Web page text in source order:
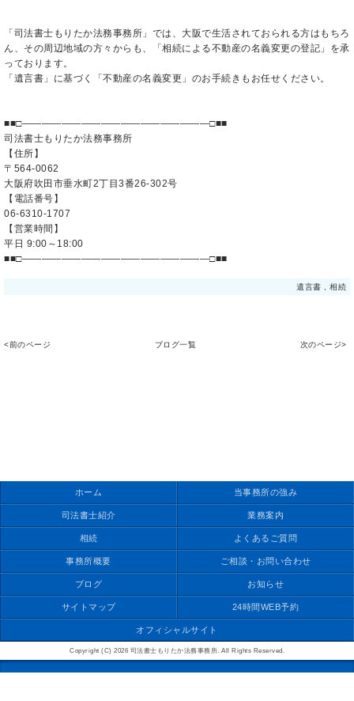
「司法書士もりたか法務事務所」では、大阪で生活されておられる方はもちろ
ん、その周辺地域の方々からも、「相続による不動産の名義変更の登記」を承
っております。
「遺言書」に基づく「不動産の名義変更」のお手続きもお任せください。
■■□―――――――――――――――――――□■■
司法書士もりたか法務事務所
【住所】
〒564-0062
大阪府吹田市垂水町2丁目3番26-302号
【電話番号】
06-6310-1707
【営業時間】
平日 9:00～18:00
■■□―――――――――――――――――――□■■
遺言書 相続
<前のページ ブログ一覧 次のページ>
ホーム 当事務所の強み
司法書士紹介 業務案内
相続 よくあるご質問
事務所概要 ご相談・お問い合わせ
ブログ お知らせ
サイトマップ 24時間WEB予約
オフィシャルサイト
Copyright (C) 2026 司法書士もりたか法務事務所. All Rights Reserved.